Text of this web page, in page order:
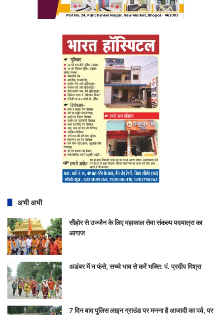
अभी अभी
सीहोर से उज्जैन के लिए महाकाल सेवा संकल्प पदयात्रा का
आगाज
अडंबर में न फंसे, सच्चे भाव से करें भक्ति: पं. प्रदीप मिश्रा
7 दिन बाद पुलिस लाइन ग्राउंड पर मनना है आजादी का पर्व, पर